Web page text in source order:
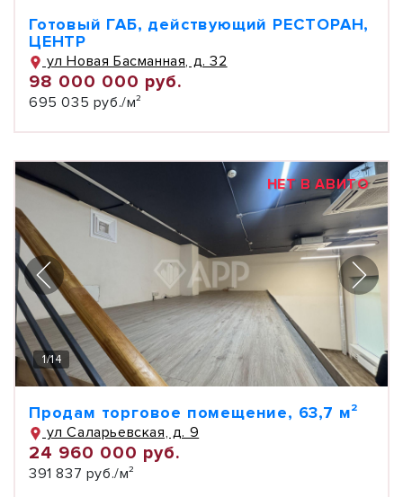
Готовый ГАБ, действующий РЕСТОРАН,
ЦЕНТР
ул Новая Басманная, д. 32
98 000 000 руб.
695 035 руб./м²
НЕТ В АВИТО
1/14
Продам торговое помещение, 63,7 м²
ул Саларьевская, д. 9
24 960 000 руб.
391 837 руб./м²